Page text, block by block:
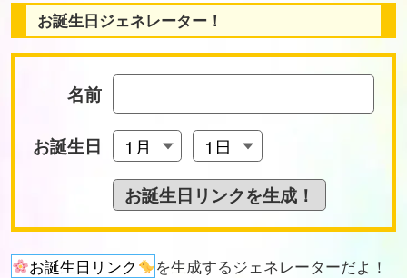
お誕生日ジェネレーター！
名前
お誕生日
お誕生日リンク
を生成するジェネレーターだよ！